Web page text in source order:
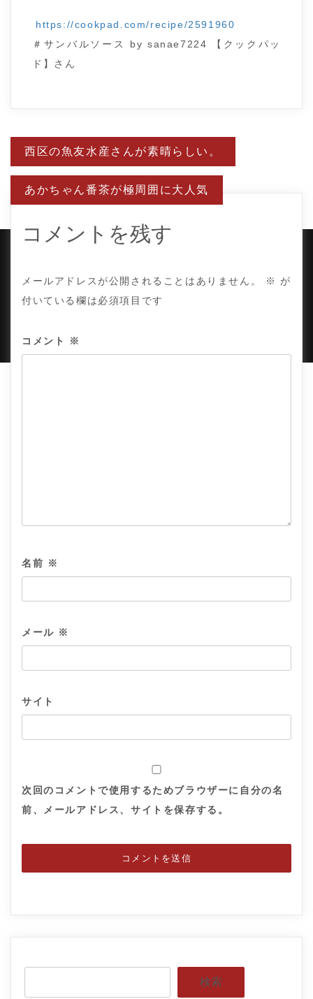
https://cookpad.com/recipe/2591960
＃サンバルソース by sanae7224 【クックパッ
ド】さん
投
稿
ナ
ビ
ゲ
ー
ョ
ン
西区の魚友水産さんが素晴らしい。
あかちゃん番茶が極周囲に大人気
コメントを残す
メールアドレスが公開されることはありません。 ※
が
付いている欄は必須項目です
コメント ※
名前 ※
メール ※
サイト
次回のコメントで使用するためブラウザーに自分の名
前、メールアドレス、サイトを保存する。
検索